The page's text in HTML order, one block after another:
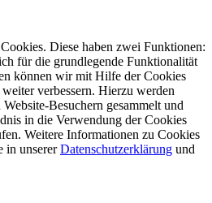
Diese haben zwei Funktionen:
für die grundlegende Funktionalität
können wir mit Hilfe der Cookies
verbessern. Hierzu werden
Besuchern gesammelt und
in die Verwendung der Cookies
Weitere Informationen zu Cookies
in unsererDatenschutzerklärung und